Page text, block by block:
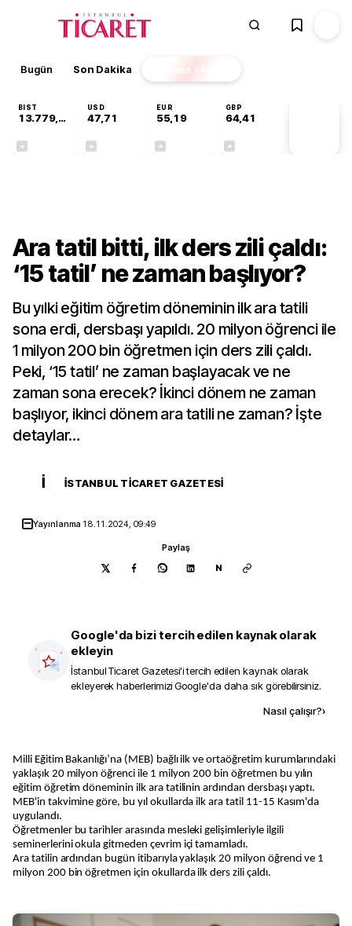
Bugün Son Dakika Finans EKSTRA
BIST
13.779,39
USD
47,71
EUR
55,19
GBP
64,41
Ara tatil bitti, ilk ders zili çaldı:
‘15 tatil’ ne zaman başlıyor?
Bu yılki eğitim öğretim döneminin ilk ara tatili
sona erdi, dersbaşı yapıldı. 20 milyon öğrenci ile
1 milyon 200 bin öğretmen için ders zili çaldı.
Peki, ‘15 tatil’ ne zaman başlayacak ve ne
zaman sona erecek? İkinci dönem ne zaman
başlıyor, ikinci dönem ara tatili ne zaman? İşte
detaylar…
İ İSTANBUL TICARET GAZETESI
Yayınlanma 18.11.2024, 09:49
Paylaş
N
Google'da bizi tercih edilen kaynak olarak
ekleyin
İstanbul Ticaret Gazetesi'i tercih edilen kaynak olarak
ekleyerek haberlerimizi Google'da daha sık görebilirsiniz.
Nasıl çalışır?›
Milli Eğitim Bakanlığı’na (MEB) bağlı ilk ve ortaöğretim kurumlarındaki
yaklaşık 20 milyon öğrenci ile 1 milyon 200 bin öğretmen bu yılın
eğitim öğretim döneminin ilk ara tatilinin ardından dersbaşı yaptı.
MEB'in takvimine göre, bu yıl okullarda ilk ara tatil 11-15 Kasım'da
uygulandı.
Öğretmenler bu tarihler arasında mesleki gelişimleriyle ilgili
seminerlerini okula gitmeden çevrim içi tamamladı.
Ara tatilin ardından bugün itibarıyla yaklaşık 20 milyon öğrenci ve 1
milyon 200 bin öğretmen için okullarda ilk ders zili çaldı.